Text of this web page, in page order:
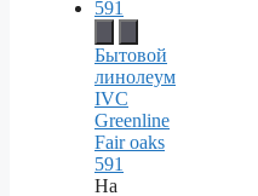
Бытовой
линолеум
IVC
Greenline
Fair oaks
591
На